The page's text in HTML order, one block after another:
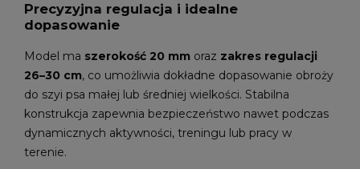
Precyzyjna regulacja i idealne
dopasowanie
Model ma szerokość 20 mm oraz zakres regulacji
26–30 cm, co umożliwia dokładne dopasowanie obroży
do szyi psa małej lub średniej wielkości. Stabilna
konstrukcja zapewnia bezpieczeństwo nawet podczas
dynamicznych aktywności, treningu lub pracy w
terenie.